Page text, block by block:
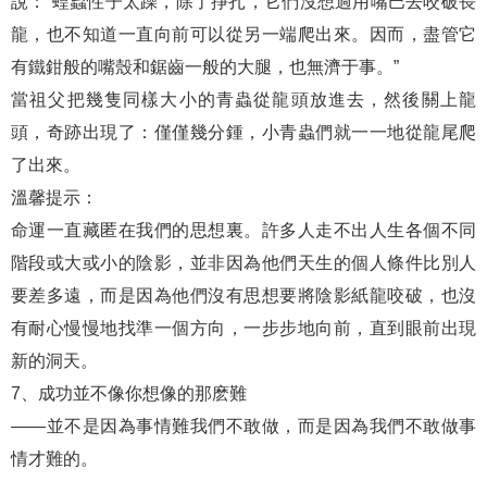
龍，也不知道一直向前可以從另一端爬出來。因而，盡管它
有鐵鉗般的嘴殼和鋸齒一般的大腿，也無濟于事。”
當祖父把幾隻同樣大小的青蟲從龍頭放進去，然後關上龍
頭，奇跡出現了：僅僅幾分鍾，小青蟲們就一一地從龍尾爬
了出來。
溫馨提示：
命運一直藏匿在我們的思想裏。許多人走不出人生各個不同
階段或大或小的陰影，並非因為他們天生的個人條件比別人
要差多遠，而是因為他們沒有思想要將陰影紙龍咬破，也沒
有耐心慢慢地找準一個方向，一步步地向前，直到眼前出現
新的洞天。
7、成功並不像你想像的那麽難
——並不是因為事情難我們不敢做，而是因為我們不敢做事
情才難的。